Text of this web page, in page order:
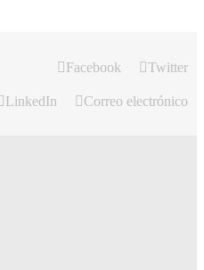
Facebook Twitter
LinkedIn Correo electrónico